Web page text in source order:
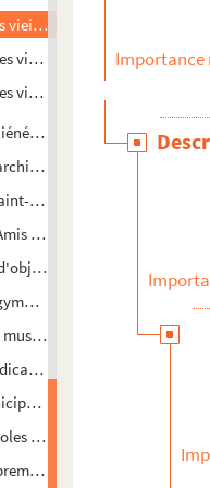
vieillards indigents. Rapport
vieillards indigents
vieillards indigents. Cirque
indigentes
du Nord, Cercle du
Vincent-de-Paul
des arts
d'art à Cambrai,
de Lille
de Lille
de Lille
chrétiennes
instance et barreau de
Importance